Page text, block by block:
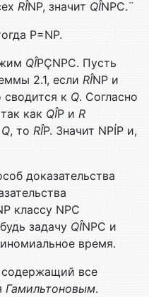
RÎNP, значит QÎNPC.¨
P=NP.
QÎPÇNPC. Пусть
2.1, если RÎNP и
к Q. Согласно
как QÎP и R
Q, то RÎP. Значит NPÍP и,
доказательства
классу NPC
задачу QÎNPC и
время.
все
Гамильтоновым.